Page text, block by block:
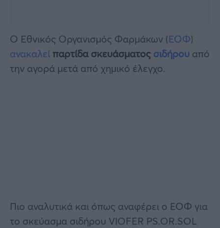
Ο Εθνικός Οργανισμός Φαρμάκων (ΕΟΦ)
ανακαλείπαρτίδα σκευάσματος σιδήρου από
την αγορά μετά από χημικό έλεγχο.
Πιο αναλυτικά και όπως αναφέρει ο ΕΟΦ για
το σκεύασμα σιδήρου VIOFER PS.OR.SOL